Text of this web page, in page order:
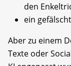
den
ein
Aber zu einem
Texte oder